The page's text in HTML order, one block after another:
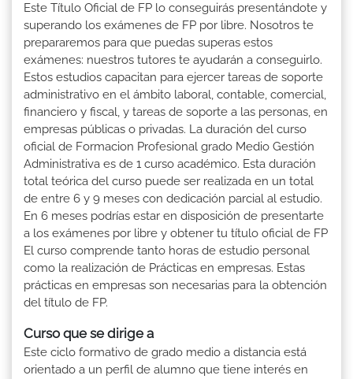
Este Título Oficial de FP lo conseguirás presentándote y
superando los exámenes de FP por libre. Nosotros te
prepararemos para que puedas superas estos
exámenes: nuestros tutores te ayudarán a conseguirlo.
Estos estudios capacitan para ejercer tareas de soporte
administrativo en el ámbito laboral, contable, comercial,
financiero y fiscal, y tareas de soporte a las personas, en
empresas públicas o privadas. La duración del curso
oficial de Formacion Profesional grado Medio Gestión
Administrativa es de 1 curso académico. Esta duración
total teórica del curso puede ser realizada en un total
de entre 6 y 9 meses con dedicación parcial al estudio.
En 6 meses podrías estar en disposición de presentarte
a los exámenes por libre y obtener tu título oficial de FP
El curso comprende tanto horas de estudio personal
como la realización de Prácticas en empresas. Estas
prácticas en empresas son necesarias para la obtención
del título de FP.
Curso que se dirige a
Este ciclo formativo de grado medio a distancia está
orientado a un perfil de alumno que tiene interés en